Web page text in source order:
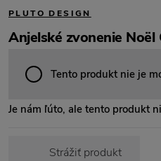
PLUTO DESIGN
Anjelské zvonenie Noël
Tento produkt nie je
Je nám ľúto, ale tento produkt
Strážiť produkt